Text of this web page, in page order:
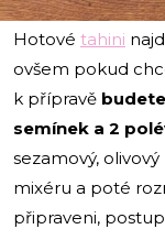
Hotové tahini
ovšem pokud
k přípravě
semínek a 2
sezamový,
mixéru a poté
připraveni,